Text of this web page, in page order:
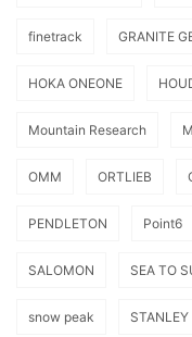
finetrack GRANITE
HOKA ONEONE
Mountain Research
OMM ORTLIEB
PENDLETON Point6
SALOMON SEA TO
snow peak STANLEY